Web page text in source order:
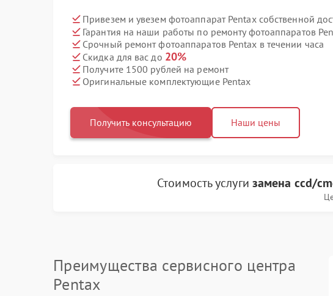
Привезем и увезем фотоаппарат Pentax собственной
Гарантия на наши работы по ремонту фотоаппаратов
Срочный ремонт фотоаппаратов Pentax в течении часа
Скидка для вас до 20%
Получите 1500 рублей на ремонт
Оригинальные комплектующие Pentax
Получить консультацию Наши цены
Стоимость услуги замена ccd/
Преимущества сервисного центра
Pentax